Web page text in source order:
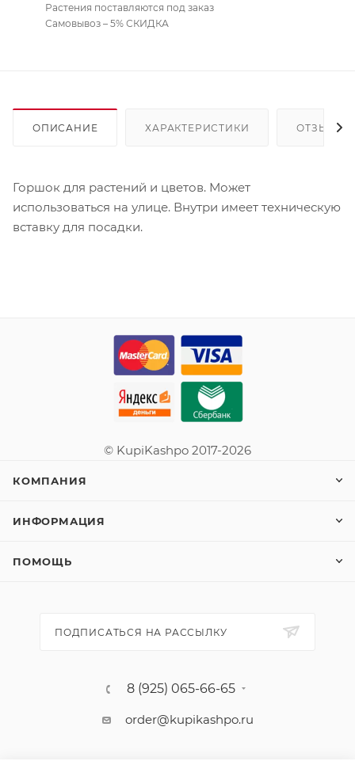
Растения поставляются под заказ
Самовывоз – 5% СКИДКА
ОПИСАНИЕ ХАРАКТЕРИСТИКИ ОТЗЫВЫ
Горшок для растений и цветов. Может
использоваться на улице. Внутри имеет техническую
вставку для посадки.
© KupiKashpo 2017-2026
КОМПАНИЯ
ИНФОРМАЦИЯ
ПОМОЩЬ
ПОДПИСАТЬСЯ НА РАССЫЛКУ
8 (925) 065-66-65
order@kupikashpo.ru